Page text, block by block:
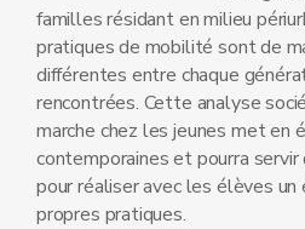
familles résidant en milieu
pratiques de mobilité sont de
différentes entre chaque
rencontrées. Cette analyse
marche chez les jeunes met en
contemporaines et pourra
pour réaliser avec les élèves
propres pratiques.